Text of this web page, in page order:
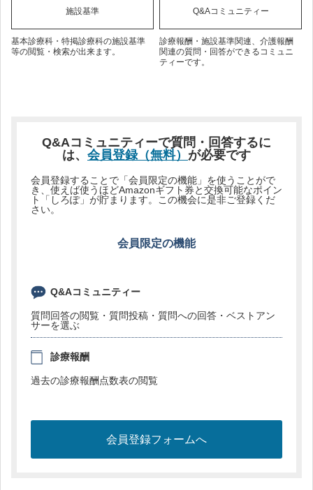
施設基準
基本診療科・特掲診療科の施設基準
等の閲覧・検索が出来ます。
Q&Aコミュニティー
診療報酬・施設基準関連、介護報酬
関連の質問・回答ができるコミュニ
ティーです。
Q&Aコミュニティーで質問・回答するに
は、 会員登録（無料） が必要です
会員登録することで「会員限定の機能」を使うことがで
き、使えば使うほどAmazonギフト券と交換可能なポイン
ト「しろぽ」が貯まります。この機会に是非ご登録くだ
さい。
会員限定の機能
Q&Aコミュニティー
質問回答の閲覧・質問投稿・質問への回答・ベストアン
サーを選ぶ
診療報酬
過去の診療報酬点数表の閲覧
会員登録フォームへ